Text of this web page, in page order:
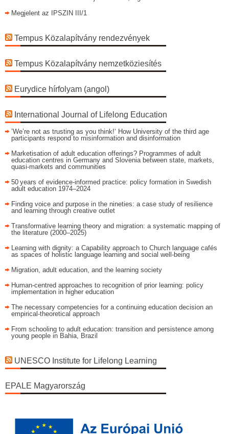
Megjelent az IPSZIN III/1
Tempus Közalapítvány rendezvények
Tempus Közalapítvány nemzetköziesítés
Eurydice hírfolyam (angol)
International Journal of Lifelong Education
’We’re not as trusting as you think!‘ How University of the third age
participants respond to misinformation and disinformation
Marketisation of adult education offerings? Programmes of adult
education centres in Germany and Slovenia between state, markets,
quasi-markets and communities
50 years of evidence‑informed practice: policy formation in Swedish
adult education 1974–2024
Finding voice and purpose in the nineties: a case study of resilience
and learning through creative outlet
Transformative learning theory and migration: a systematic mapping of
the literature (2000–2025)
Learning with dignity: a Capability approach to Church language cafés
as spaces of holistic language learning and social well-being
Migration, adult education, and the learning society
Human-centred approaches to recognition of prior learning: policy
implementation in higher education
The necessary competencies for a continuing education decision an
empirical-theoretical approach
From schooling to adult education: transition and persistence among
young people in Bahia, Brazil
UNESCO Institute for Lifelong Learning
EPALE Magyarország